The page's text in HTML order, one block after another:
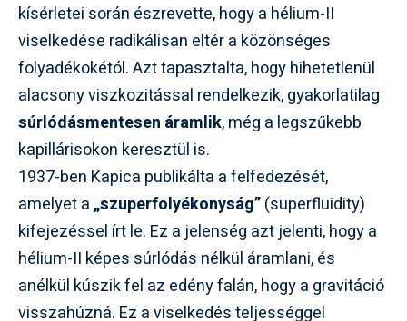
kísérletei során észrevette, hogy a hélium-II
viselkedése radikálisan eltér a közönséges
folyadékokétól. Azt tapasztalta, hogy hihetetlenül
alacsony viszkozitással rendelkezik, gyakorlatilag
súrlódásmentesen áramlik, még a legszűkebb
kapillárisokon keresztül is.
1937-ben Kapica publikálta a felfedezését,
amelyet a„szuperfolyékonyság”(superfluidity)
kifejezéssel írt le. Ez a jelenség azt jelenti, hogy a
hélium-II képes súrlódás nélkül áramlani, és
anélkül kúszik fel az edény falán, hogy a gravitáció
visszahúzná. Ez a viselkedés teljességgel